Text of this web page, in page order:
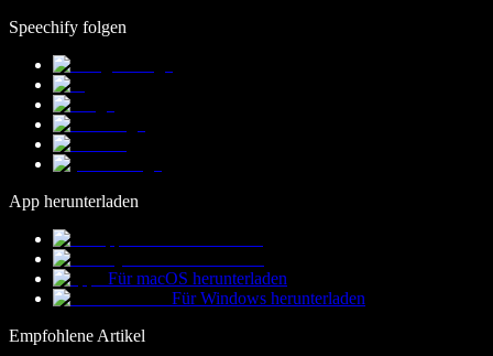
Speechify folgen
App herunterladen
Für macOS herunterladen
Für Windows herunterladen
Empfohlene Artikel